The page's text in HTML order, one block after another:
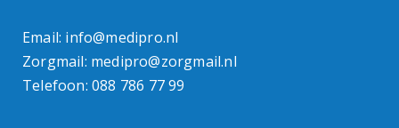
Email: info@medipro.nl
Zorgmail: medipro@zorgmail.nl
Telefoon: 088 786 77 99